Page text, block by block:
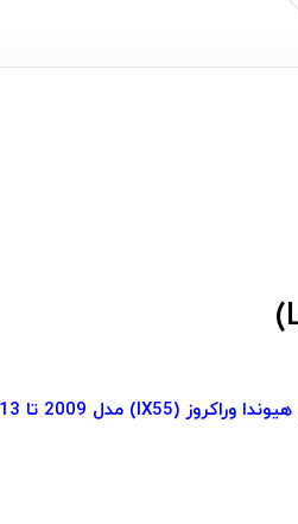
هیوندا وراکروز (IX55) مدل 2009 تا 2013